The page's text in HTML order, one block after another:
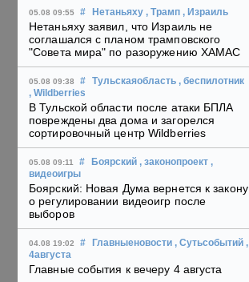
05.08 09:55 # Нетаньяху , Трамп , Израиль
Нетаньяху заявил, что Израиль не
соглашался с планом трамповского
"Совета мира" по разоружению ХАМАС
05.08 09:38 # Тульскаяобласть , беспилотник
, Wildberries
В Тульской области после атаки БПЛА
повреждены два дома и загорелся
сортировочный центр Wildberries
05.08 09:11 # Боярский , законопроект ,
видеоигры
Боярский: Новая Дума вернется к закону
о регулировании видеоигр после
выборов
04.08 19:02 # Главныеновости , Сутьсобытий ,
4августа
Главные события к вечеру 4 августа